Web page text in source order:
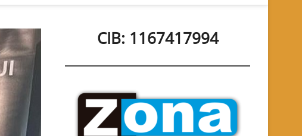
CIB: 1167417994